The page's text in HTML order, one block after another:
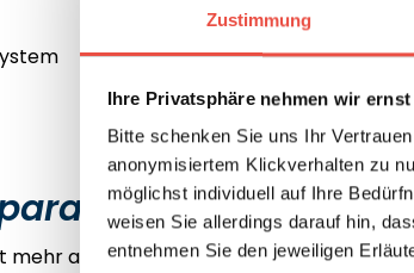
Zustimmung
Ihre Privatsphäre nehmen wir ernst
Bitte schenken Sie uns Ihr
anonymisiertem Klickverhalten zu
möglichst individuell auf Ihre
weisen Sie allerdings darauf hin,
entnehmen Sie den jeweiligen
auf
mehr als nur ein Fahrzeug – es ist Ihr